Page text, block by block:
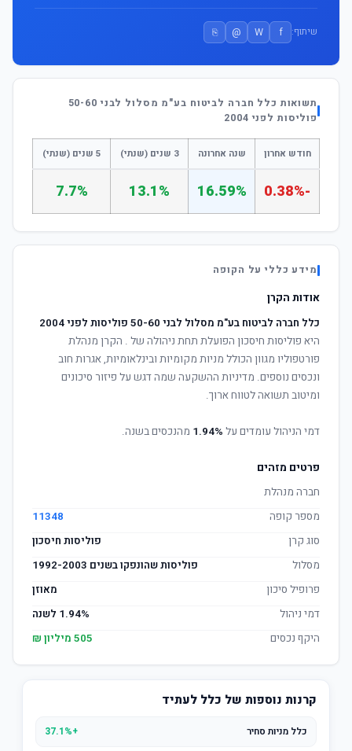
שיתוף: f
W
@
⎘
תשואות כלל חברה לביטוח בע"מ מסלול לבני 50-60
פוליסות לפני 2004
חודש אחרון שנה אחרונה 3 שנים (שנתי) 5 שנים (שנתי)
-0.38%
16.59%
13.1%
7.7%
מידע כללי על הקופה
אודות הקרן
כלל חברה לביטוח בע"מ מסלול לבני 50-60 פוליסות לפני 2004
היא פוליסות חיסכון הפועלת תחת ניהולה של . הקרן מנהלת
פורטפוליו מגוון הכולל מניות מקומיות ובינלאומיות, אגרות חוב
ונכסים נוספים. מדיניות ההשקעה שמה דגש על פיזור סיכונים
ומיטוב תשואה לטווח ארוך.
דמי הניהול עומדים על 1.94% מהנכסים בשנה.
פרטים מזהים
חברה מנהלת
מספר קופה
11348
סוג קרן
פוליסות חיסכון
מסלול
פוליסות שהונפקו בשנים 1992-2003
פרופיל סיכון
מאוזן
דמי ניהול
1.94% לשנה
היקף נכסים
505 מיליון ₪
קרנות נוספות של כלל לעתיד
כלל מניות סחיר +37.1%